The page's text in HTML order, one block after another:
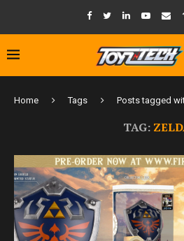
Home Tags Posts tagged
TAG: